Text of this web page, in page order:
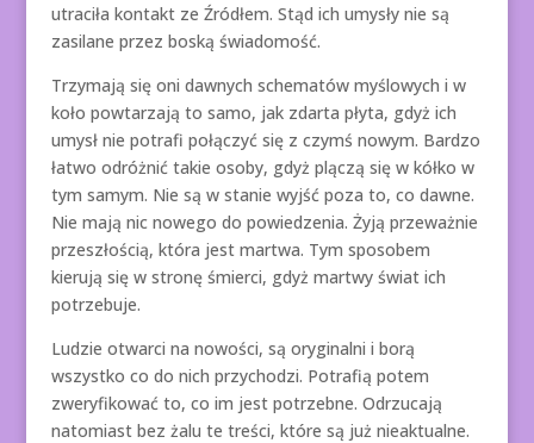
utraciła kontakt ze Źródłem. Stąd ich umysły nie są
zasilane przez boską świadomość.
Trzymają się oni dawnych schematów myślowych i w
koło powtarzają to samo, jak zdarta płyta, gdyż ich
umysł nie potrafi połączyć się z czymś nowym. Bardzo
łatwo odróżnić takie osoby, gdyż plączą się w kółko w
tym samym. Nie są w stanie wyjść poza to, co dawne.
Nie mają nic nowego do powiedzenia. Żyją przeważnie
przeszłością, która jest martwa. Tym sposobem
kierują się w stronę śmierci, gdyż martwy świat ich
potrzebuje.
Ludzie otwarci na nowości, są oryginalni i borą
wszystko co do nich przychodzi. Potrafią potem
zweryfikować to, co im jest potrzebne. Odrzucają
natomiast bez żalu te treści, które są już nieaktualne.